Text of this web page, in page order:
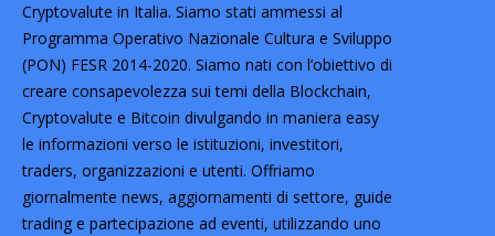
Cryptovalute in Italia. Siamo stati ammessi al
Programma Operativo Nazionale Cultura e Sviluppo
(PON) FESR 2014-2020. Siamo nati con l’obiettivo di
creare consapevolezza sui temi della Blockchain,
Cryptovalute e Bitcoin divulgando in maniera easy
le informazioni verso le istituzioni, investitori,
traders, organizzazioni e utenti. Offriamo
giornalmente news, aggiornamenti di settore, guide
trading e partecipazione ad eventi, utilizzando uno